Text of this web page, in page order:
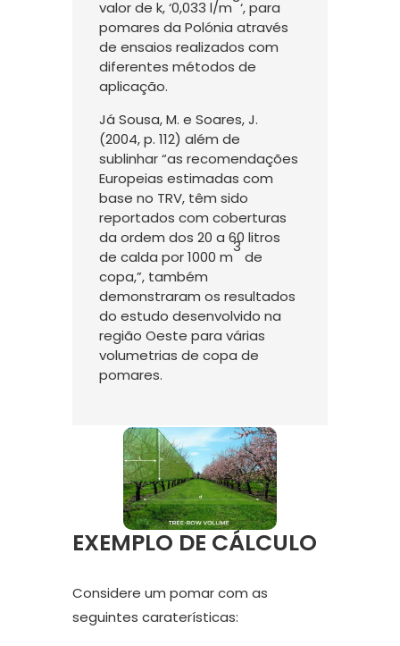
valor de k, ‘0,033 l/m ‘, para
pomares da Polónia através
de ensaios realizados com
diferentes métodos de
aplicação.
Já Sousa, M. e Soares, J.
(2004, p. 112) além de
sublinhar “as recomendações
Europeias estimadas com
base no TRV, têm sido
reportados com coberturas
da ordem dos 20 a 60 litros
de calda por 1000 m
3
de
copa,”, também
demonstraram os resultados
do estudo desenvolvido na
região Oeste para várias
volumetrias de copa de
pomares.
EXEMPLO DE CÁLCULO
Considere um pomar com as
seguintes caraterísticas: